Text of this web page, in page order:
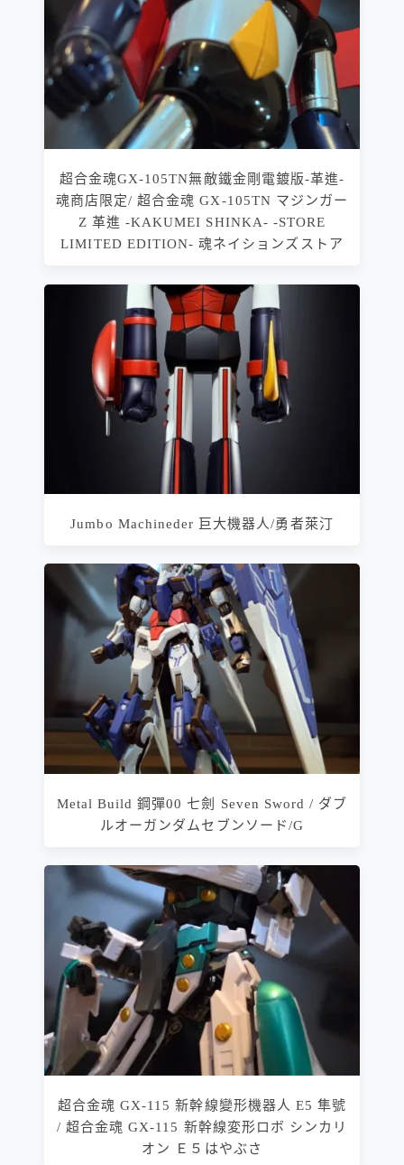
超合金魂GX-105TN無敵鐵金剛電鍍版-革進-
魂商店限定/ 超合金魂 GX-105TN マジンガー
Z 革進 -KAKUMEI SHINKA- -STORE
LIMITED EDITION- 魂ネイションズストア
Jumbo Machineder 巨大機器人/勇者萊汀
Metal Build 鋼彈00 七劍 Seven Sword / ダブ
ルオーガンダムセブンソード/G
超合金魂 GX-115 新幹線變形機器人 E5 隼號
/ 超合金魂 GX-115 新幹線変形ロボ シンカリ
オン Ｅ５はやぶさ